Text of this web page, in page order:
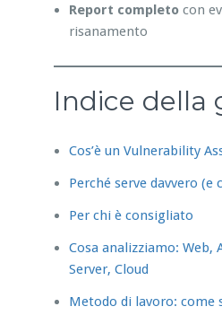
Report completocon
risanamento
Indice della
Cos’è un Vulnerability
Perché serve davvero (e
Per chi è consigliato
Cosa analizziamo: Web,
Server, Cloud
Metodo di lavoro: come